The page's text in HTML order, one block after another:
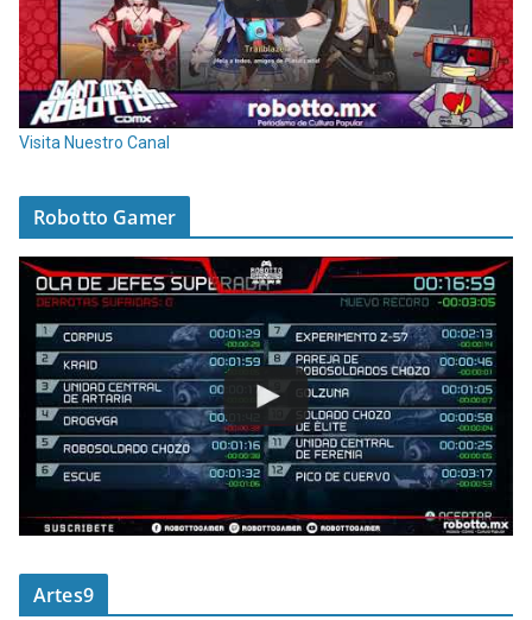
Visita Nuestro Canal
Robotto Gamer
Artes9